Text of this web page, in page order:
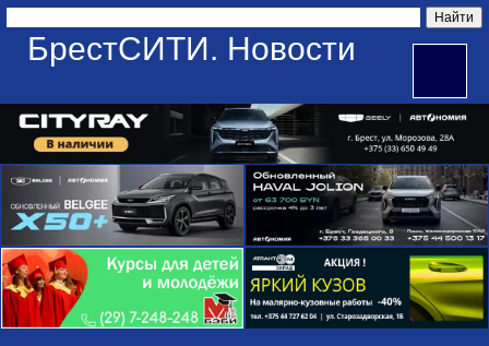
БрестСИТИ. Новости